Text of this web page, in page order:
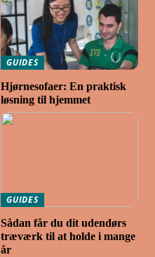
GUIDES
Hjørnesofaer: En praktisk
løsning til hjemmet
GUIDES
Sådan får du dit udendørs
træværk til at holde i mange
år